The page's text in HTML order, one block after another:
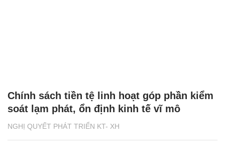
NGHỊ QUYẾT PHÁT TRIỂN KT- XH
Chính sách tiền tệ linh hoạt góp phần kiểm
soát lạm phát, ổn định kinh tế vĩ mô